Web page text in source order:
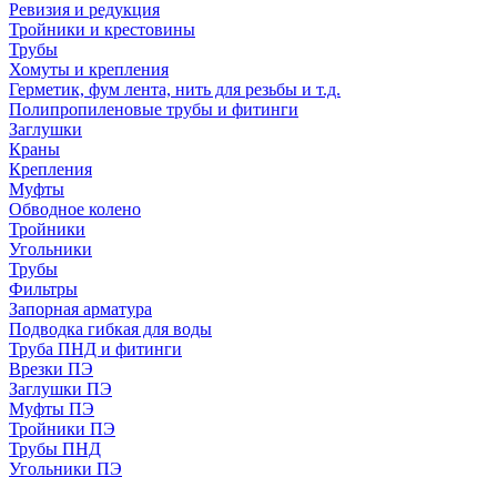
Ревизия и редукция
Тройники и крестовины
Трубы
Хомуты и крепления
Герметик, фум лента, нить для резьбы и т.д.
Полипропиленовые трубы и фитинги
Заглушки
Краны
Крепления
Муфты
Обводное колено
Тройники
Угольники
Трубы
Фильтры
Запорная арматура
Подводка гибкая для воды
Труба ПНД и фитинги
Врезки ПЭ
Заглушки ПЭ
Муфты ПЭ
Тройники ПЭ
Трубы ПНД
Угольники ПЭ